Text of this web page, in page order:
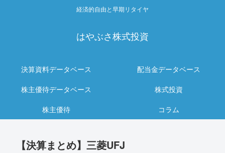
経済的自由と早期リタイヤ
はやぶさ株式投資
決算資料データベース
配当金データベース
株主優待データベース
株式投資
株主優待
コラム
【決算まとめ】三菱UFJ